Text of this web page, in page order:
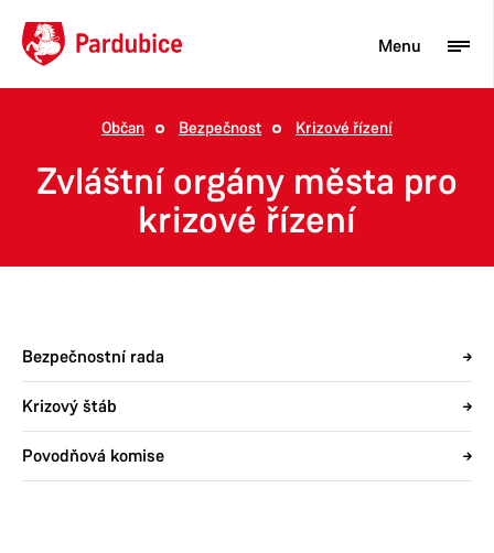
Turista
Aktuality
Občan Bezpečnost Krizové řízení
Zvláštní orgány města pro
krizové řízení
Bezpečnostní rada
Krizový štáb
Povodňová komise
Menu